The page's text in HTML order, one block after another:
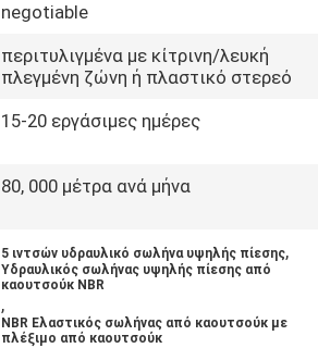
negotiable
περιτυλιγμένα με κίτρινη/λευκή
πλεγμένη ζώνη ή πλαστικό στερεό
15-20 εργάσιμες ημέρες
80, 000 μέτρα ανά μήνα
5 ιντσών υδραυλικό σωλήνα υψηλής πίεσης,
Υδραυλικός σωλήνας υψηλής πίεσης από
καουτσούκ NBR
,
NBR Ελαστικός σωλήνας από καουτσούκ με
πλέξιμο από καουτσούκ